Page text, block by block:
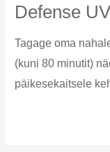
Defense
Tagage oma
(kuni 80 minutit)
päikesekaitsele